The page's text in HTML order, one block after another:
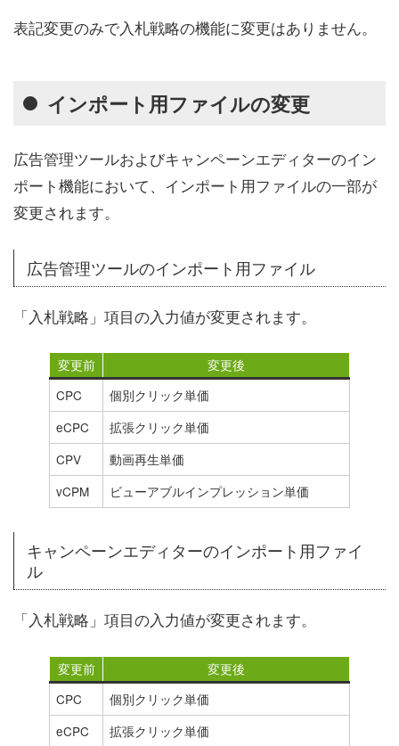
表記変更のみで入札戦略の機能に変更はありません。
インポート用ファイルの変更
広告管理ツールおよびキャンペーンエディターのイン
ポート機能において、インポート用ファイルの一部が
変更されます。
広告管理ツールのインポート用ファイル
「入札戦略」項目の入力値が変更されます。
変更前
変更後
CPC
個別クリック単価
eCPC
拡張クリック単価
CPV
動画再生単価
vCPM
ビューアブルインプレッション単価
キャンペーンエディターのインポート用ファイ
ル
「入札戦略」項目の入力値が変更されます。
変更前
変更後
CPC
個別クリック単価
eCPC
拡張クリック単価